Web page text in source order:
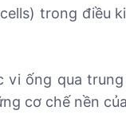
trong điều
ống qua
cơ chế nền